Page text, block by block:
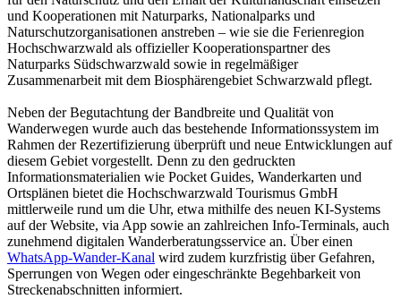
und Kooperationen mit Naturparks, Nationalparks und
Naturschutzorganisationen anstreben – wie sie die Ferienregion
Hochschwarzwald als offizieller Kooperationspartner des
Naturparks Südschwarzwald sowie in regelmäßiger
Zusammenarbeit mit dem Biosphärengebiet Schwarzwald pflegt.
Neben der Begutachtung der Bandbreite und Qualität von
Wanderwegen wurde auch das bestehende Informationssystem im
Rahmen der Rezertifizierung überprüft und neue Entwicklungen auf
diesem Gebiet vorgestellt. Denn zu den gedruckten
Informationsmaterialien wie Pocket Guides, Wanderkarten und
Ortsplänen bietet die Hochschwarzwald Tourismus GmbH
mittlerweile rund um die Uhr, etwa mithilfe des neuen KI-Systems
auf der Website, via App sowie an zahlreichen Info-Terminals, auch
zunehmend digitalen Wanderberatungsservice an. Über einen
WhatsApp-Wander-Kanal wird zudem kurzfristig über Gefahren,
Sperrungen von Wegen oder eingeschränkte Begehbarkeit von
Streckenabschnitten informiert.